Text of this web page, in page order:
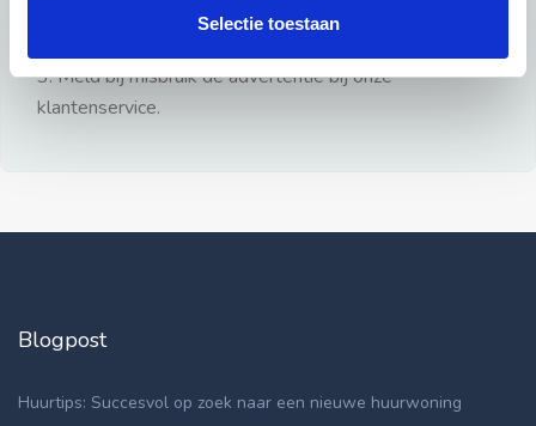
Selectie toestaan
3: Meld bij misbruik de advertentie bij onze
klantenservice.
Blogpost
Huurtips: Succesvol op zoek naar een nieuwe huurwoning